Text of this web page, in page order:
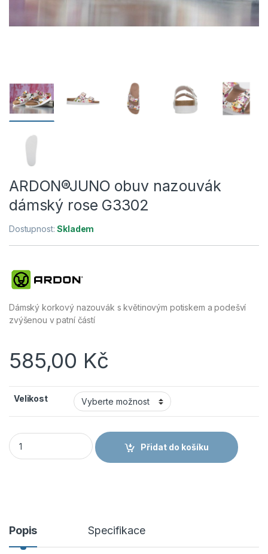
ARDON®JUNO obuv nazouvák
dámský rose G3302
Dostupnost:Skladem
Dámský korkový nazouvák s květinovým potiskem a podešví
zvýšenou v patní částí
585,00 Kč
Velikost
ARDON®JUNO obuv nazouvák dámský rose G3302 množství
Přidat do košíku
Popis Specifikace